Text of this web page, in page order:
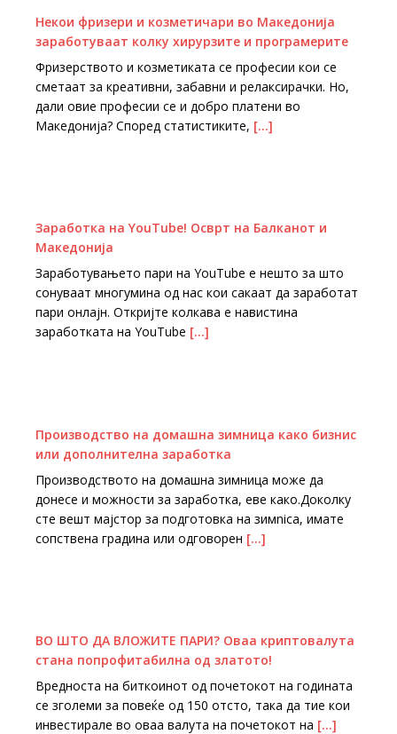
Некои фризери и козметичари во Македонија
заработуваат колку хирурзите и програмерите
Фризерството и козметиката се професии кои се
сметаат за креативни, забавни и релаксирачки. Но,
дали овие професии се и добро платени во
Македонија? Според статистиките, […]
Заработка на YouTube! Осврт на Балканот и
Македонија
Заработувањето пари на YouTube е нешто за што
сонуваат многумина од нас кои сакаат да заработат
пари онлајн. Откријте колкава е навистина
заработката на YouTube […]
Производство на домашна зимница како бизнис
или дополнителна заработка
Производството на домашна зимница може да
донесе и можности за заработка, еве како.Доколку
сте вешт мајстор за подготовка на зимnica, имате
сопствена градина или одговорен […]
ВО ШТО ДА ВЛОЖИТЕ ПАРИ? Оваа криптовалута
стана попрофитабилна од златото!
Вредноста на биткоинот од почетокот на годината
се зголеми за повеќе од 150 отсто, така да тие кои
инвестирале во оваа валута на почетокот на […]